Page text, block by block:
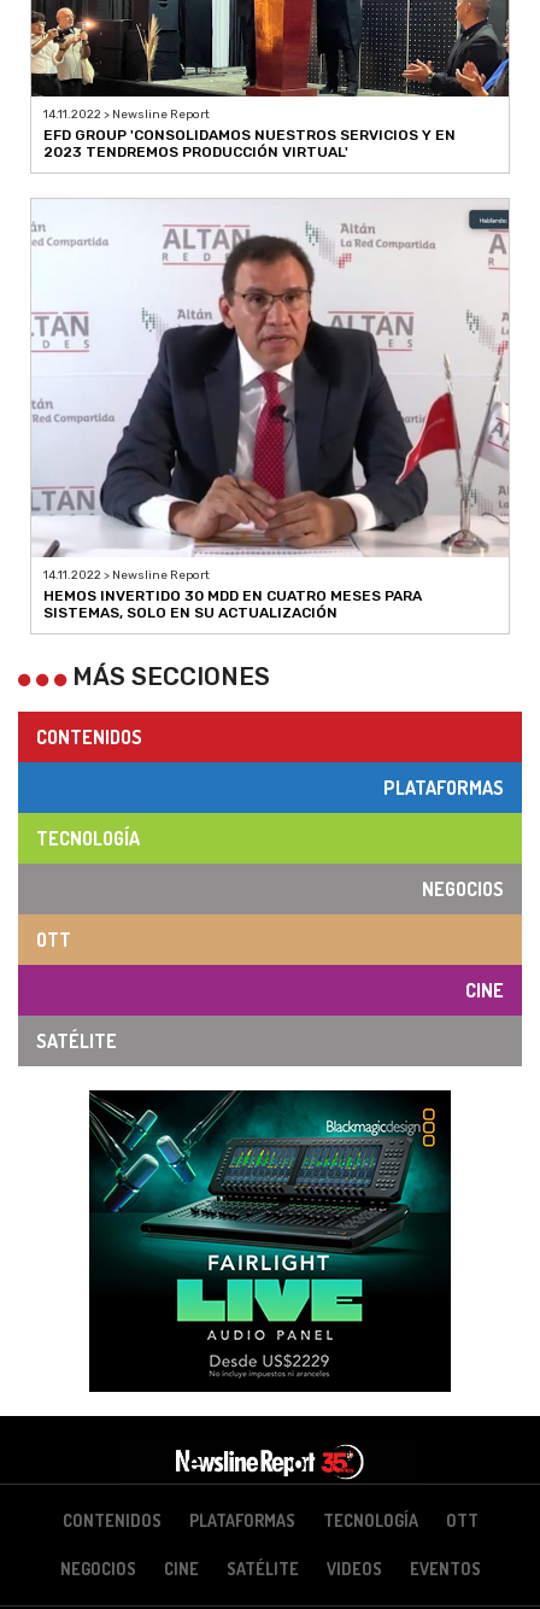
14.11.2022 > Newsline Report
EFD GROUP 'CONSOLIDAMOS NUESTROS SERVICIOS Y EN
2023 TENDREMOS PRODUCCIÓN VIRTUAL'
14.11.2022 > Newsline Report
HEMOS INVERTIDO 30 MDD EN CUATRO MESES PARA
SISTEMAS, SOLO EN SU ACTUALIZACIÓN
MÁS SECCIONES
CONTENIDOS
PLATAFORMAS
TECNOLOGÍA
NEGOCIOS
OTT
CINE
SATÉLITE
CONTENIDOS PLATAFORMAS TECNOLOGÍA OTT
NEGOCIOS CINE SATÉLITE VIDEOS EVENTOS